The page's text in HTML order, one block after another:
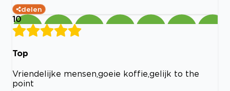
delen
10
Top
Vriendelijke mensen,goeie koffie,gelijk to the
point